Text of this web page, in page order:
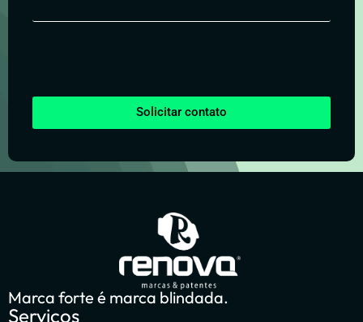
Solicitar contato
Marca forte é marca blindada.
Serviços